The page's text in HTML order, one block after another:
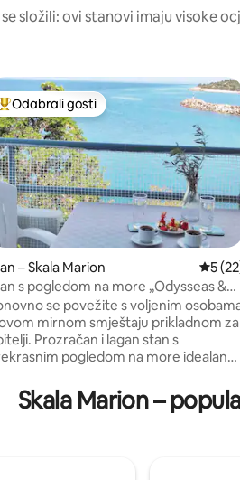
složili: ovi stanovi imaju visoke
4,89/5, recenzija: 9
Među najviše rangiranima s oznakom
Odabrali gosti
– Skala Marion
5
s pogledom na more „Odysseas &
se povežite s voljenim
mirnom smještaju prikladnom za
Prozračan i lagan stan s
pogledom na more idealan
Sve 3 seoske plaže lako su
za 10 minuta hoda.
Skala Marion –